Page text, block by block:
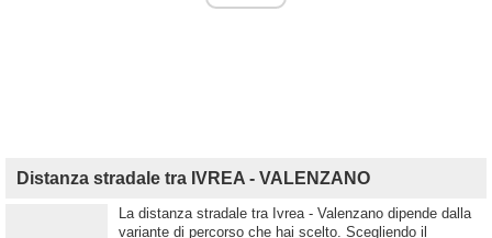
Distanza stradale tra IVREA - VALENZANO
La distanza stradale tra Ivrea - Valenzano dipende dalla
variante di percorso che hai scelto. Scegliendo il